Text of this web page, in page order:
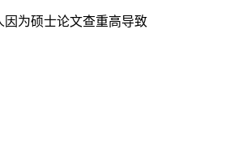
为硕士论文查重高导致